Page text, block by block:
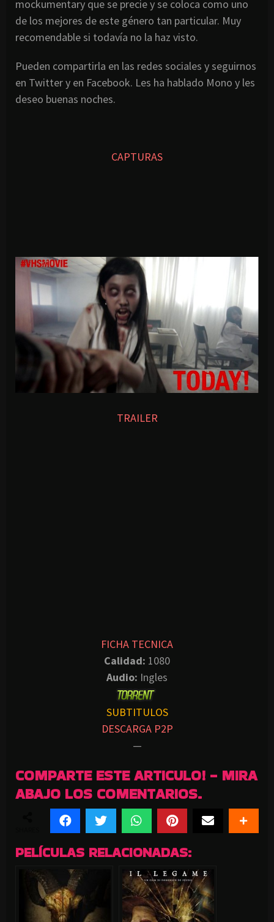
mockumentary que se precie y se coloca como uno
de los mejores de este género tan particular. Muy
recomendable si todavía no la haz visto.
Pueden compartirla en las redes sociales y seguirnos
en Twitter y en Facebook. Les ha hablado Mono y les
deseo buenas noches.
CAPTURAS
TRAILER
FICHA TECNICA
Calidad: 1080
Audio: Ingles
SUBTITULOS
DESCARGA P2P
—
COMPARTE ESTE ARTICULO! - MIRA
ABAJO LOS COMENTARIOS.
PELÍCULAS RELACIONADAS: